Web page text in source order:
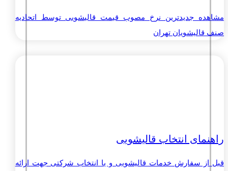
مشاهده جدیدترین نرخ مصوب قیمت قالیشویی توسط اتحادیه
صنف قالیشویان تهران
راهنمای انتخاب قالیشویی
قبل از سفارش خدمات قالیشویی و یا انتخاب شرکتی جهت ارائه